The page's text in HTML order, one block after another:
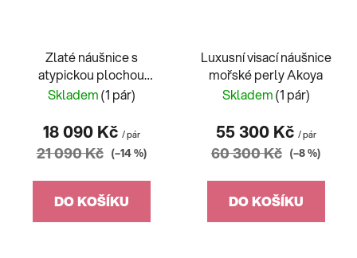
Zlaté náušnice s
atypickou plochou
perlou
Skladem(1 pár)
18 090 Kč / pár
21 090 Kč (–14 %)
DO KOŠÍKU
Luxusní visací náušnice
mořské perly Akoya
Skladem(1 pár)
55 300 Kč / pár
60 300 Kč (–8 %)
DO KOŠÍKU